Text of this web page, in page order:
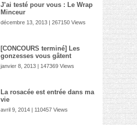
J’ai testé pour vous : Le Wrap
Minceur
décembre 13, 2013 | 267150 Views
[CONCOURS terminé] Les
gonzesses vous gâtent
janvier 8, 2013 | 147369 Views
La rosacée est entrée dans ma
vie
avril 9, 2014 | 110457 Views